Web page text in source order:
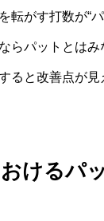
転がす打数が“
らパットとは
ると改善点が見
けるパ